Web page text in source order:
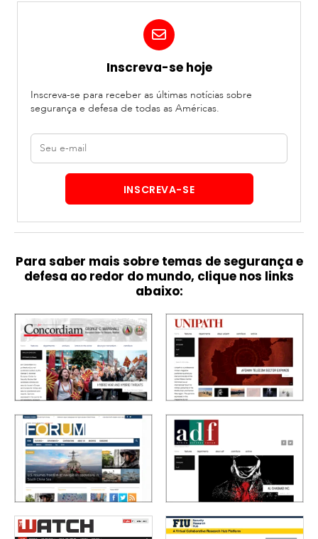
Inscreva-se hoje
Inscreva-se para receber as últimas notícias sobre
segurança e defesa de todas as Américas.
E-
mail
INSCREVA-SE
Para saber mais sobre temas de segurança e
defesa ao redor do mundo, clique nos links
abaixo: